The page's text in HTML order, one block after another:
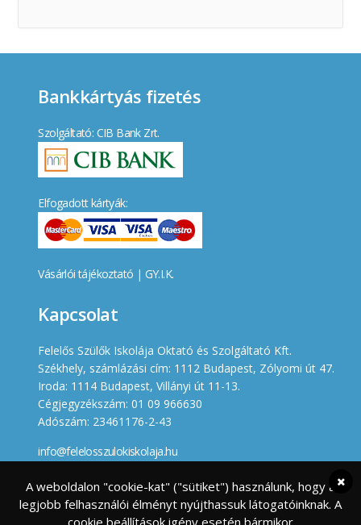
Bankkártyás fizetés
Szolgáltató: CIB Bank Zrt.
Elfogadott kártyák:
Vásárlói tájékoztató | GY.I.K.
Kapcsolat
Felelős Szülők Iskolája Oktató és Szolgáltató Kft.
Székhely, számlázási cím: 1112 Budapest, Zólyomi út 47.
Iroda: 1114 Budapest, Villányi út 11-13.
Cégjegyzékszám: 01 09 966630
Adószám: 23461176-2-43
info@felelosszulokiskolaja.hu
A weboldalon "cookie-kat" ("sütiket") használunk, hogy a
legjobb felhasználói élményt nyújthassuk látogatóinknak. A
cookie beállítások igény esetén bármikor